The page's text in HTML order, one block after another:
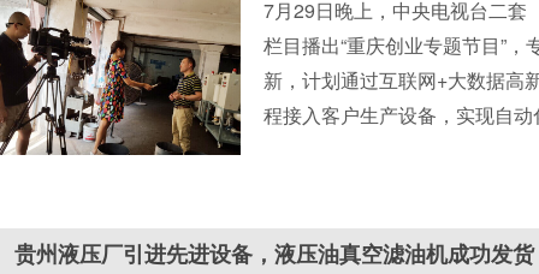
7月29日晚上，中央电视台二
栏目播出“重庆创业专题节目”
新，计划通过互联网+大数据高
程接入客户生产设备，实现自
品牌。
贵州液压厂引进先进设备，液压油真空滤油机成功发货